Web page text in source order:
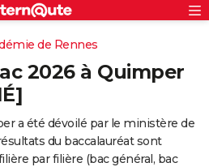
S'inscrire
Connexionde Rennes
2026 à Quimper
a été dévoilé par le ministère de
du baccalauréat sont
par filière (bac général, bac